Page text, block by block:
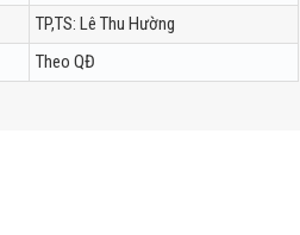
TP,TS: Lê Thu Hường
Theo QĐ